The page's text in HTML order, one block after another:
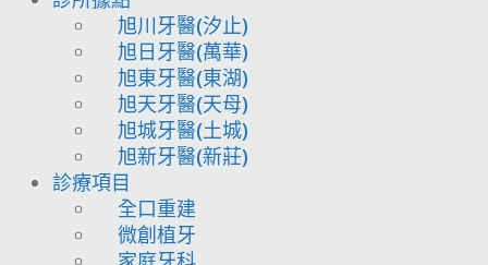
旭川牙醫(汐止)
旭日牙醫(萬華)
旭東牙醫(東湖)
旭天牙醫(天母)
旭城牙醫(土城)
旭新牙醫(新莊)
診療項目
全口重建
微創植牙